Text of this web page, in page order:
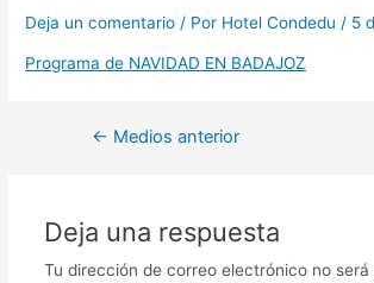
Deja un comentario / Por Hotel Condedu / 5
Programa de NAVIDAD EN BADAJOZ
← Medios anterior
Deja una respuesta
Tu dirección de correo electrónico no será